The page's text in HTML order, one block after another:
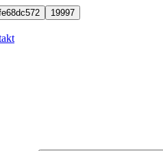
19997